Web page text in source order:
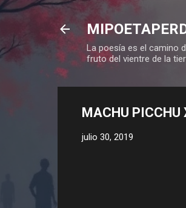
La poesía es el camino
fruto del vientre de la
MACHU PICCHU
julio 30, 2019